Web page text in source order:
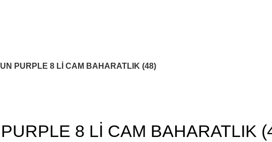
PURPLE 8 Lİ CAM BAHARATLIK (48)
8 Lİ CAM BAHARATLIK